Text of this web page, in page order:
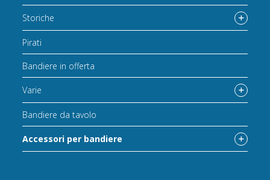
Storiche
Pirati
Bandiere in offerta
Varie
Bandiere da tavolo
Accessori per bandiere